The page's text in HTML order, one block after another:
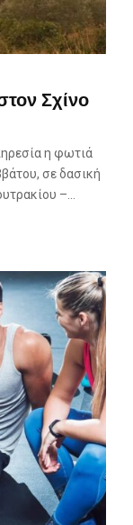
Σχίνο
η φωτιά
σε δασική
–...